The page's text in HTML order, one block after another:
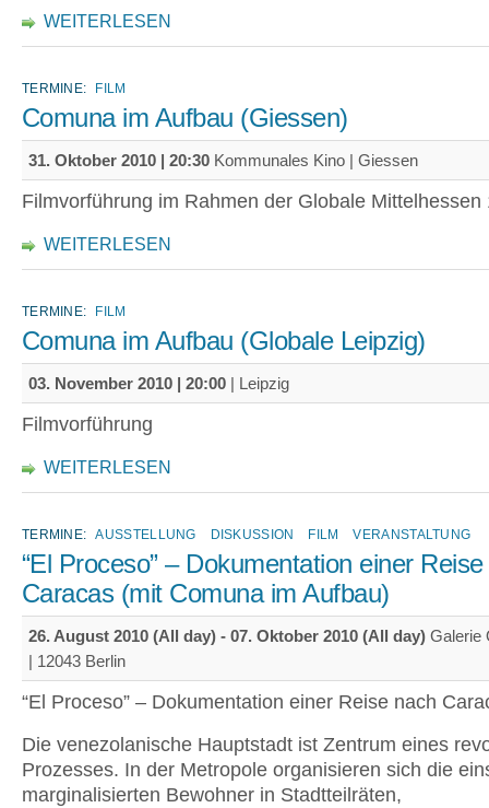
WEITERLESEN
TERMINE: FILM
Comuna im Aufbau (Giessen)
31. Oktober 2010 | 20:30 Kommunales Kino | Giessen
Filmvorführung im Rahmen der Globale Mittelhessen
WEITERLESEN
TERMINE: FILM
Comuna im Aufbau (Globale Leipzig)
03. November 2010 | 20:00 | Leipzig
Filmvorführung
WEITERLESEN
TERMINE: AUSSTELLUNG DISKUSSION FILM VERANSTALTUNG
“El Proceso” – Dokumentation einer
Caracas (mit Comuna im Aufbau)
26. August 2010 (All day) - 07. Oktober 2010 (All day) Galerie
| 12043 Berlin
“El Proceso” – Dokumentation einer Reise nach
Die venezolanische Hauptstadt ist Zentrum eines
Prozesses. In der Metropole organisieren sich die
marginalisierten Bewohner in Stadtteilräten,